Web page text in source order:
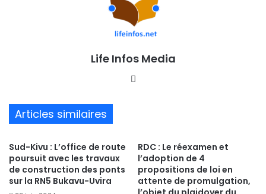
Life Infos Media
Articles similaires
Sud-Kivu : L’office de route
poursuit avec les travaux
de construction des ponts
sur la RN5 Bukavu-Uvira
RDC : Le réexamen et
l’adoption de 4
propositions de loi en
attente de promulgation,